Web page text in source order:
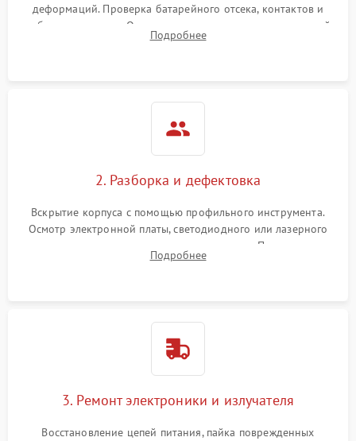
деформаций. Проверка батарейного отсека, контактов и
работы излучателя. Оценка яркости и четкости прицельной
марки на разных режимах. Выявление проблем с
Подробнее
2. Разборка и дефектовка
Вскрытие корпуса с помощью профильного инструмента.
Осмотр электронной платы, светодиодного или лазерного
излучателя, а также механизма выверки. Проверка
уплотнительных прокладок и выявление следов окисления
Подробнее
3. Ремонт электроники и излучателя
Восстановление цепей питания, пайка поврежденных